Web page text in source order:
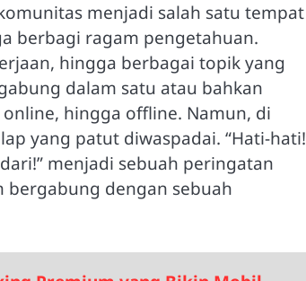
menjadi salah satu tempat
berbagi ragam pengetahuan.
hingga berbagai topik yang
dalam satu atau bahkan
hingga offline. Namun, di
yang patut diwaspadai. “Hati-hati!
menjadi sebuah peringatan
dengan sebuah